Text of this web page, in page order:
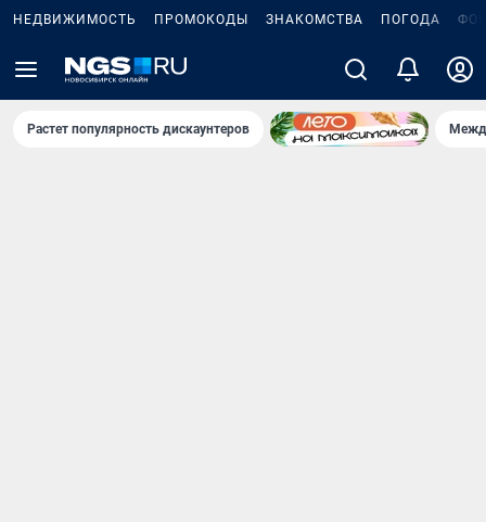
НЕДВИЖИМОСТЬ ПРОМОКОДЫ ЗНАКОМСТВА ПОГОДА
Растет популярность дискаунтеров